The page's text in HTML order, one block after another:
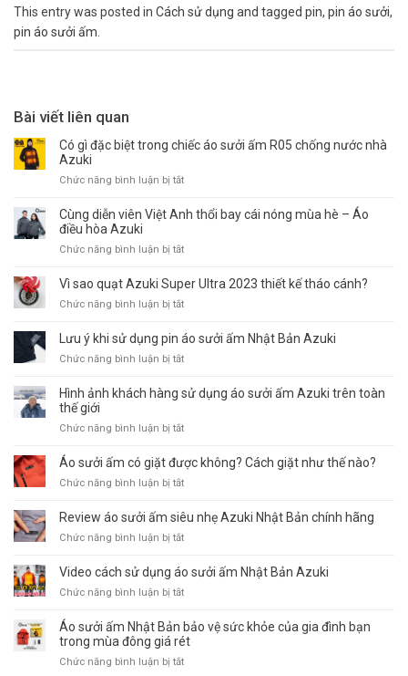
This entry was posted in Cách sử dụng and tagged pin, pin áo sưởi,
pin áo sưởi ấm
Bài viết liên quan
Có gì đặc biệt trong chiếc áo sưởi ấm R05 chống nước nhà
Azuki
Chức năng bình luận bị tắtở
gì
trong
áo
sưởi
R05
nước
Azuki
Cùng diễn viên Việt Anh thổi bay cái nóng mùa hè – Áo
điều hòa Azuki
Chức năng bình luận bị tắtở
diễn
Việt
thổi
bay
nóng
–
điều
hòa
Vì sao quạt Azuki Super Ultra 2023 thiết kế tháo cánh?
Chức năng bình luận bị tắtở
sao
Azuki
Ultra
thiết
tháo
cánh?
Lưu ý khi sử dụng pin áo sưởi ấm Nhật Bản Azuki
Chức năng bình luận bị tắtở
ý
dụng
áo
sưởi
Nhật
Azuki
Hình ảnh khách hàng sử dụng áo sưởi ấm Azuki trên toàn
thế giới
Chức năng bình luận bị tắtở
ảnh
khách
hàng
dụng
áo
ấm
trên
thế
giới
Áo sưởi ấm có giặt được không? Cách giặt như thế nào?
Chức năng bình luận bị tắtở
sưởi
có
được
không?
giặt
như
nào?
Review áo sưởi ấm siêu nhẹ Azuki Nhật Bản chính hãng
Chức năng bình luận bị tắtở
áo
ấm
nhẹ
Azuki
Nhật
Video cách sử dụng áo sưởi ấm Nhật Bản Azuki
Chức năng bình luận bị tắtở
cách
sử
áo
Áo sưởi ấm Nhật Bản bảo vệ sức khỏe của gia đình bạn
trong mùa đông giá rét
Chức năng bình luận bị tắtở